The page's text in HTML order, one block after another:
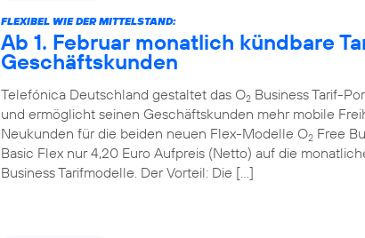
FLEXIBEL WIE DER MITTELSTAND:
Ab 1. Februar monatlich kündbare
Geschäftskunden
Telefónica Deutschland gestaltet das O2 Business Tarif-
und ermöglicht seinen Geschäftskunden mehr mobile
Neukunden für die beiden neuen Flex-Modelle O2 Free
Basic Flex nur 4,20 Euro Aufpreis (Netto) auf die
Business Tarifmodelle. Der Vorteil: Die […]